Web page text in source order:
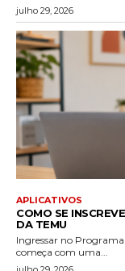
julho 29, 2026
APLICATIVOS
COMO SE
DA TEMU
Ingressar no Programa
começa com uma...